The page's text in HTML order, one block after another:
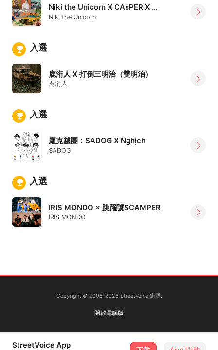
Niki the Unicorn X CAsPER X 紅色星球
Niki the Unicorn
入選
鹿洐人 X 打倒三明治（雙明治）
鹿洐人
入選
龐克越團：SADOG X Nghịch
SADOG
入選
IRIS MONDO × 跳躍號SCAMPER
IRIS MONDO
Copyright © 2006-2026 StreetVoice 街聲.
開啟電腦版
StreetVoice App